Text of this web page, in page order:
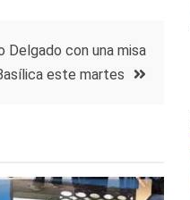
Delgado con una misa
este martes